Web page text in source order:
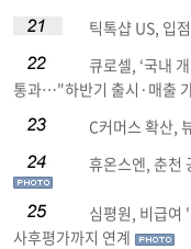
틱톡샵 US, 입
큐로셀, ‘국내
통과…"하반기 출시·매출
C커머스 확산,
휴온스엔, 춘천
심평원, 비급여
사후평가까지 연계